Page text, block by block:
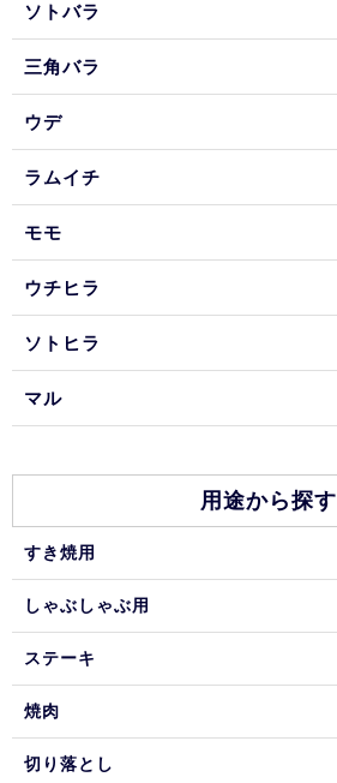
ソトバラ
三角バラ
ウデ
ラムイチ
モモ
ウチヒラ
ソトヒラ
マル
用途から探す
すき焼用
しゃぶしゃぶ用
ステーキ
焼肉
切り落とし